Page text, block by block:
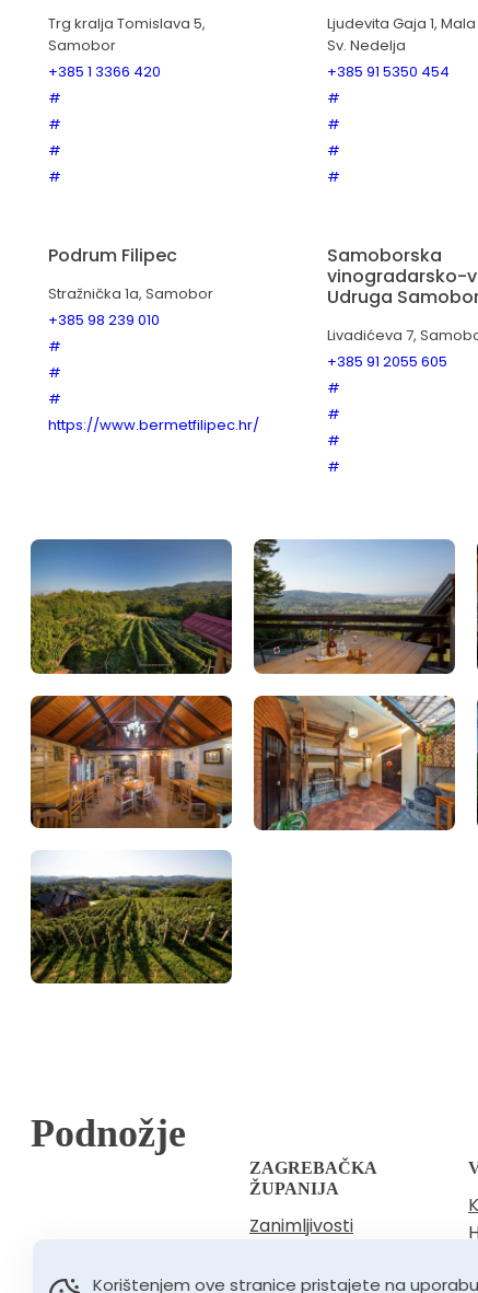
Trg kralja Tomislava 5,
Samobor
+385 1 3366 420
#
#
#
#
Ljudevita Gaja 1,
Sv. Nedelja
+385 91 5350 454
#
#
#
#
Podrum Filipec
Stražnička 1a, Samobor
+385 98 239 010
#
#
#
https://www.bermetfilipec.hr/
Samoborska
vinogradarsko-
Udruga
Livadićeva 7,
+385 91 2055 605
#
#
#
#
Podnožje
ZAGREBAČKA
ŽUPANIJA
Zanimljivosti
O nama
Korištenjem ove stranice pristajete na uporabu